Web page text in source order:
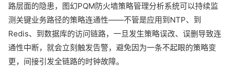
路层面的隐患，图幻PQM防火墙策略管理分析系统可以持续监
测关键业务路径的策略连通性——不管是应用到NTP、到
Redis、到数据库的访问链路，一旦发生策略误改、误删导致连
通性中断，就会立刻触发告警，避免因为一条不起眼的策略变
更，间接引发全链路的时钟故障。